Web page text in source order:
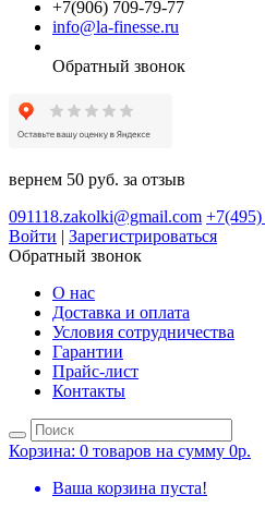
+7(906) 709-79-77
info@la-finesse.ru
Обратный звонок
вернем 50 руб. за отзыв
091118.zakolki@gmail.com +7(495)
Войти | Зарегистрироваться
Обратный звонок
О нас
Доставка и оплата
Условия сотрудничества
Гарантии
Прайс-лист
Контакты
Корзина: 0 товаров на сумму 0р.
Ваша корзина пуста!